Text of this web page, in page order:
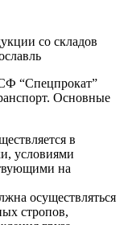
со складов
“Спецпрокат”
Основные
в
условиями
на
осуществляться
стропов,